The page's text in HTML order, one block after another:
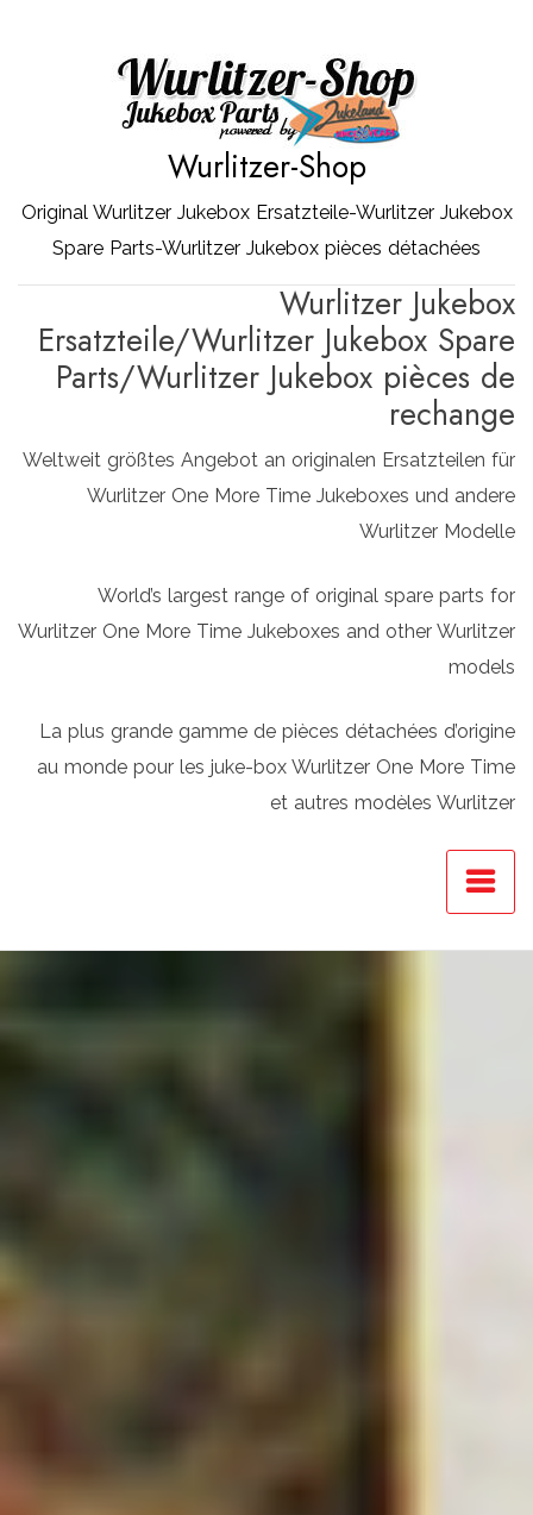
Wurlitzer-Shop
Original Wurlitzer Jukebox Ersatzteile-Wurlitzer Jukebox
Spare Parts-Wurlitzer Jukebox pièces détachées
Wurlitzer Jukebox
Ersatzteile/Wurlitzer Jukebox Spare
Parts/Wurlitzer Jukebox pièces de
rechange
Weltweit größtes Angebot an originalen Ersatzteilen für
Wurlitzer One More Time Jukeboxes und andere
Wurlitzer Modelle
World’s largest range of original spare parts for
Wurlitzer One More Time Jukeboxes and other Wurlitzer
models
La plus grande gamme de pièces détachées d’origine
au monde pour les juke-box Wurlitzer One More Time
et autres modèles Wurlitzer